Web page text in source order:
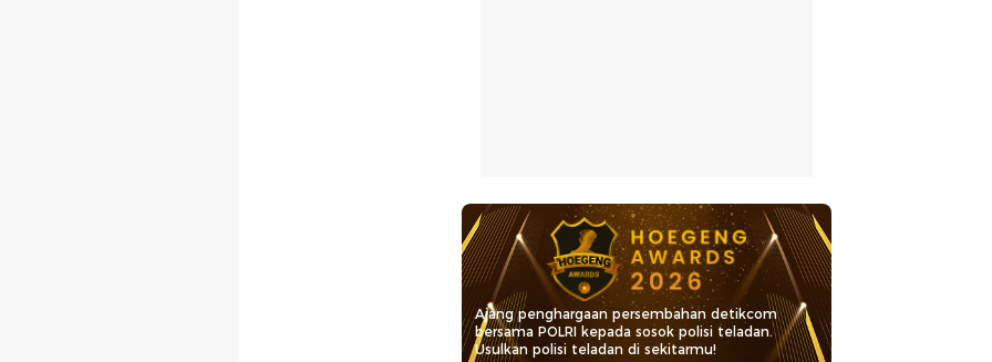
Ajang penghargaan persembahan detikcom
bersama POLRI kepada sosok polisi teladan.
Usulkan polisi teladan di sekitarmu!